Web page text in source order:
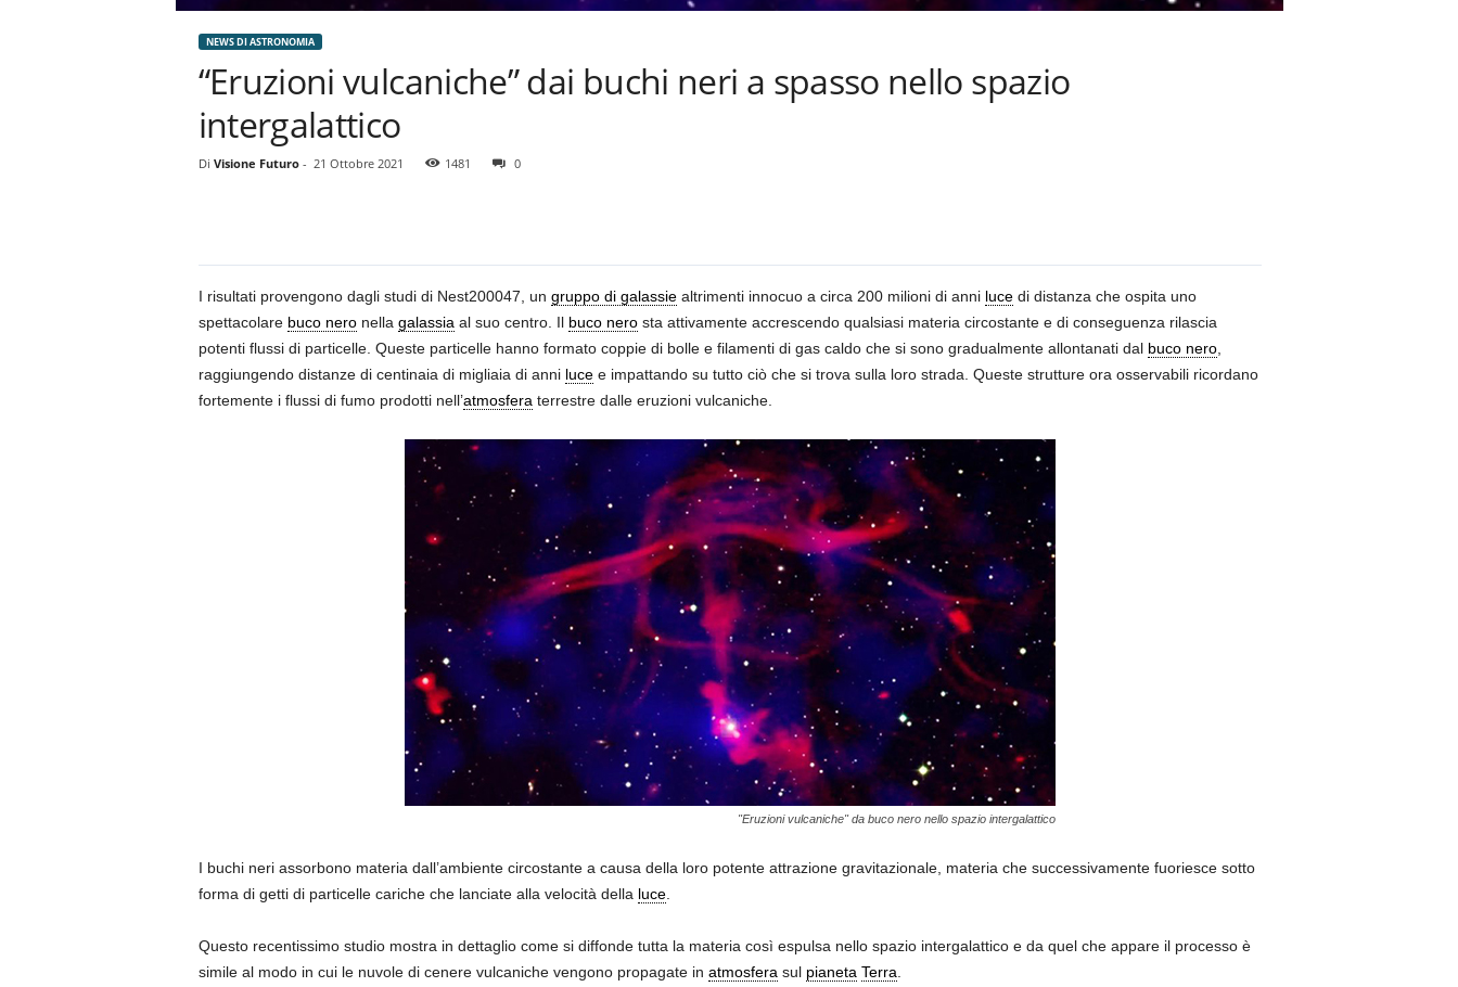
NEWS DI ASTRONOMIA
“Eruzioni vulcaniche” dai buchi neri a spasso nello spazio
intergalattico
Di Visione Futuro- 21 Ottobre 2021 1481 0
I risultati provengono dagli studi di Nest200047, un gruppo di galassiealtrimenti innocuo a circa 200 milioni di anni lucedi distanza che ospita uno
spettacolare buco neronella galassia al suo centro. Il buco nerosta attivamente accrescendo qualsiasi materia circostante e di conseguenza rilascia
potenti flussi di particelle. Queste particelle hanno formato coppie di bolle e filamenti di gas caldo che si sono gradualmente allontanati dal buco nero,
raggiungendo distanze di centinaia di migliaia di anni lucee impattando su tutto ciò che si trova sulla loro strada. Queste strutture ora osservabili ricordano
fortemente i flussi di fumo prodotti nell’atmosfera terrestre dalle eruzioni vulcaniche.
"Eruzioni vulcaniche" da buco nero nello spazio intergalattico
I buchi neri assorbono materia dall’ambiente circostante a causa della loro potente attrazione gravitazionale, materia che successivamente fuoriesce sotto
forma di getti di particelle cariche che lanciate alla velocità della luce.
Questo recentissimo studio mostra in dettaglio come si diffonde tutta la materia così espulsa nello spazio intergalattico e da quel che appare il processo è
simile al modo in cui le nuvole di cenere vulcaniche vengono propagate in atmosfera sul pianeta Terra